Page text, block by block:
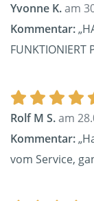
Yvonne K.am
Kommentar:
FUNKTIONIERT
Rolf M S.am
Kommentar:
vom Service,